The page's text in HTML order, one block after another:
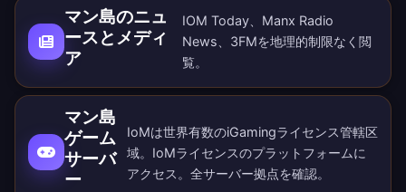
マン島のニュ
ースとメディ
ア
IOM Today、Manx Radio
News、3FMを地理的制限なく閲
覧。
マン島
ゲーム
サーバ
ー
IoMは世界有数のiGamingライセンス管轄区
域。IoMライセンスのプラットフォームに
アクセス。 全サーバー拠点を確認。